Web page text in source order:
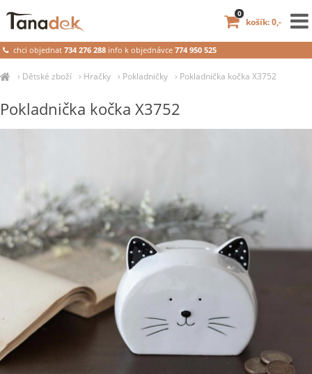
› Dětské zboží › Hračky › Pokladničky › Pokladnička kočka X3752
Pokladnička kočka X3752
chci objednat734 276 288 info k objednávce 774 950 525
košík: 0,-
0